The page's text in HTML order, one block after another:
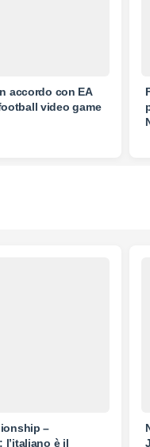
accordo con EA
video game
–
l’italiano è il